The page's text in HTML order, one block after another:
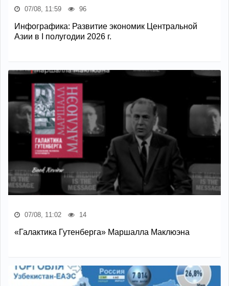
07/08, 11:59 96
Инфографика: Развитие экономик Центральной
Азии в I полугодии 2026 г.
07/08, 11:02 14
«Галактика Гутенберга» Маршалла Маклюэна